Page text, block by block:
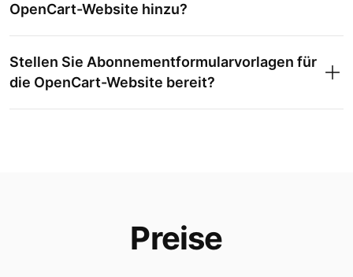
OpenCart-Website hinzu?
Stellen Sie Abonnementformularvorlagen für
die OpenCart-Website bereit?
Preise